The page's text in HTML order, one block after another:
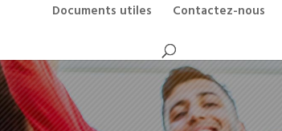
Documents utiles
Contactez-nous